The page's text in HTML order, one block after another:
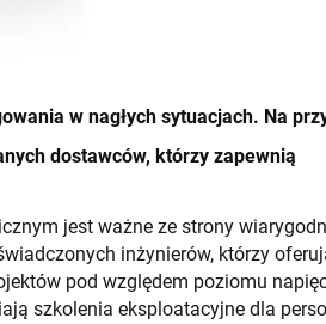
w nagłych sytuacjach. Na
dostawców, którzy zapewnią
jest ważne ze strony
inżynierów, którzy
pod względem poziomu
szkolenia eksploatacyjne dla